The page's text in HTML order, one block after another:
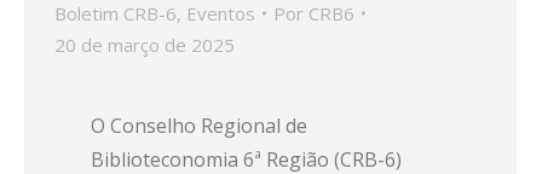
Boletim CRB-6, Eventos Por CRB6
20 de março de 2025
O Conselho Regional de
Biblioteconomia 6ª Região (CRB-6)